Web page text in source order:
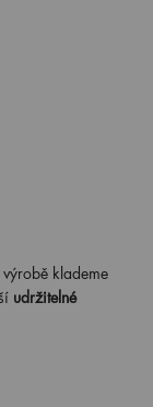
výrobě klademe
udržitelné